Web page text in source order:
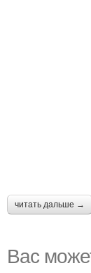
читать дальше →
Вас